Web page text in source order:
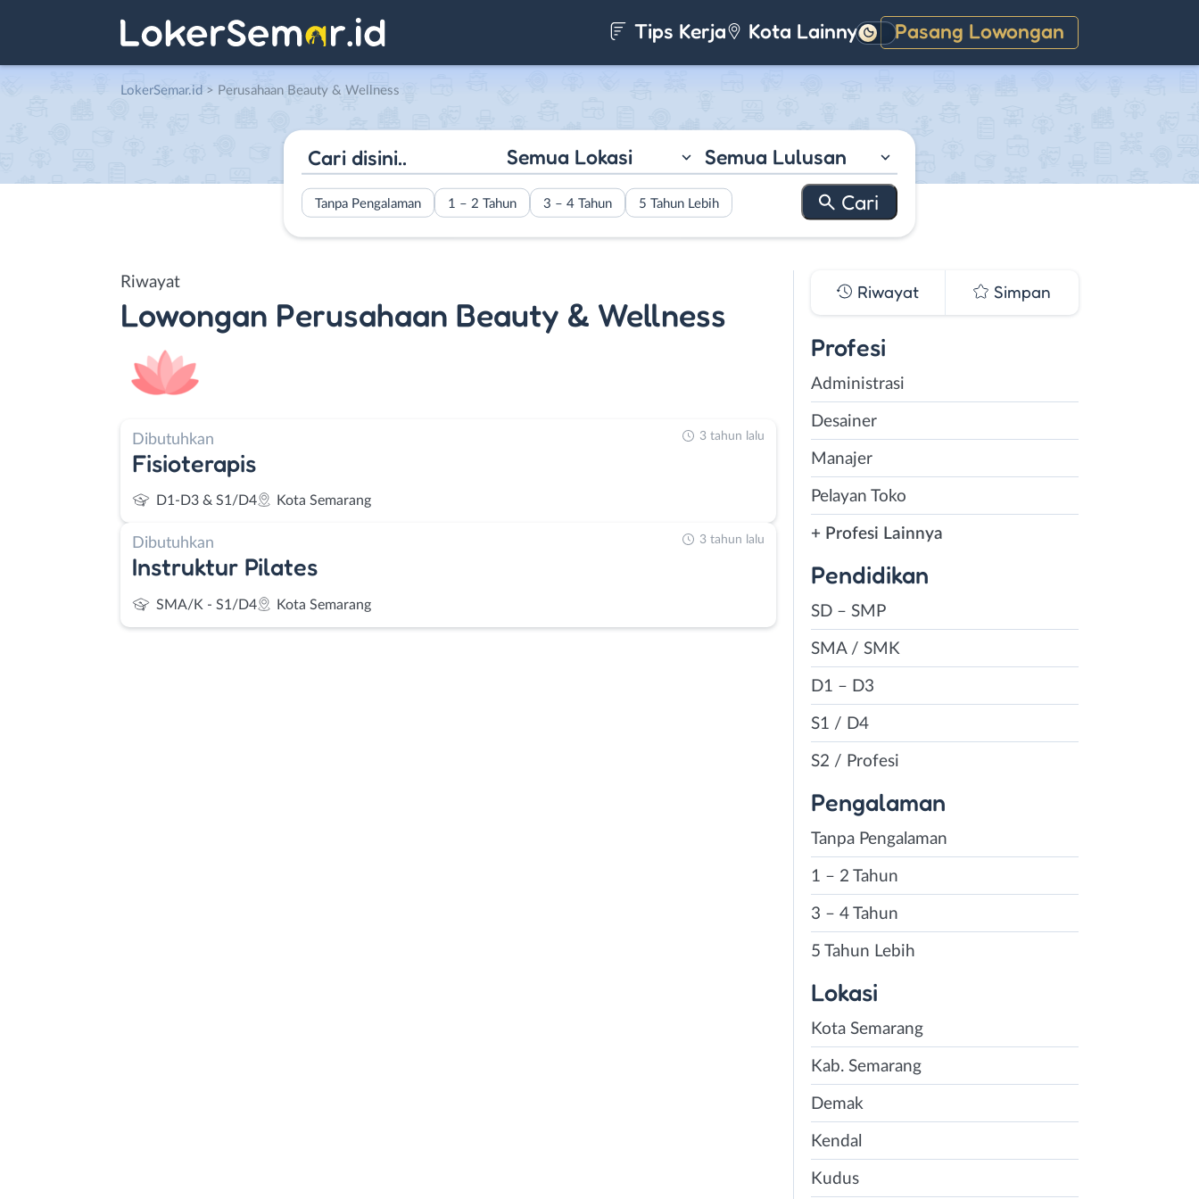
Tips Kerja Kota Lainnya Pasang Lowongan
Gelap
LokerSemar.id > Perusahaan Beauty & Wellness
Semua Lokasi Semua Lulusan
Tanpa Pengalaman 1 – 2 Tahun 3 – 4 Tahun 5 Tahun Lebih
Riwayat
Lowongan Perusahaan Beauty & Wellness
Dibutuhkan
Fisioterapis
D1-D3 & S1/D4 Kota Semarang
3 tahun lalu
Dibutuhkan
Instruktur Pilates
SMA/K - S1/D4 Kota Semarang
3 tahun lalu
Riwayat Simpan
Profesi
Administrasi
Desainer
Manajer
Pelayan Toko
+ Profesi Lainnya
Pendidikan
SD – SMP
SMA / SMK
D1 – D3
S1 / D4
S2 / Profesi
Pengalaman
Tanpa Pengalaman
1 – 2 Tahun
3 – 4 Tahun
5 Tahun Lebih
Lokasi
Kota Semarang
Kab. Semarang
Demak
Kendal
Kudus